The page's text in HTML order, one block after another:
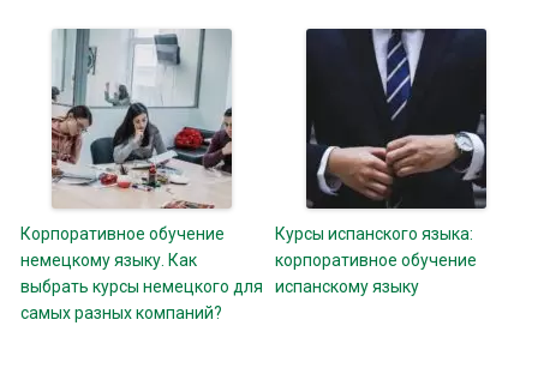
Корпоративное обучение
немецкому языку. Как
выбрать курсы немецкого для
самых разных компаний?
Курсы испанского языка:
корпоративное обучение
испанскому языку